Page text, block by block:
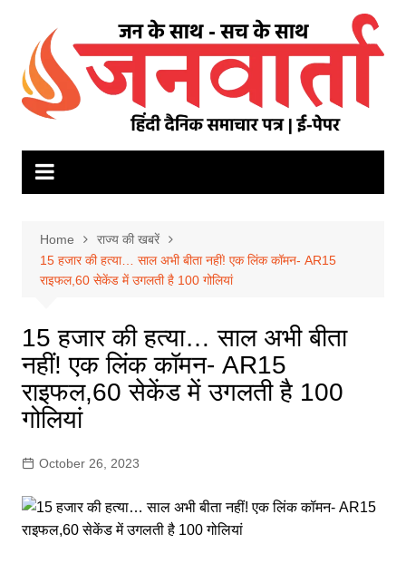
content
Home
राज्य की खबरें
15 हजार की हत्‍या… साल अभी बीता नहीं! एक लिंक कॉमन- AR15
राइफल,60 सेकेंड में उगलती है 100 गोलियां
15 हजार की हत्‍या… साल अभी बीता
नहीं! एक लिंक कॉमन- AR15
राइफल,60 सेकेंड में उगलती है 100
गोलियां
October 26, 2023